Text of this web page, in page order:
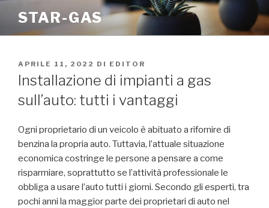
contenuto
STAR-GAS
PUBBLICATO
IL
APRILE 11, 2022 DI EDITOR
Installazione di impianti a gas
sull’auto: tutti i vantaggi
Ogni proprietario di un veicolo è abituato a rifornire di
benzina la propria auto. Tuttavia, l’attuale situazione
economica costringe le persone a pensare a come
risparmiare, soprattutto se l’attività professionale le
obbliga a usare l’auto tutti i giorni. Secondo gli esperti, tra
pochi anni la maggior parte dei proprietari di auto nel